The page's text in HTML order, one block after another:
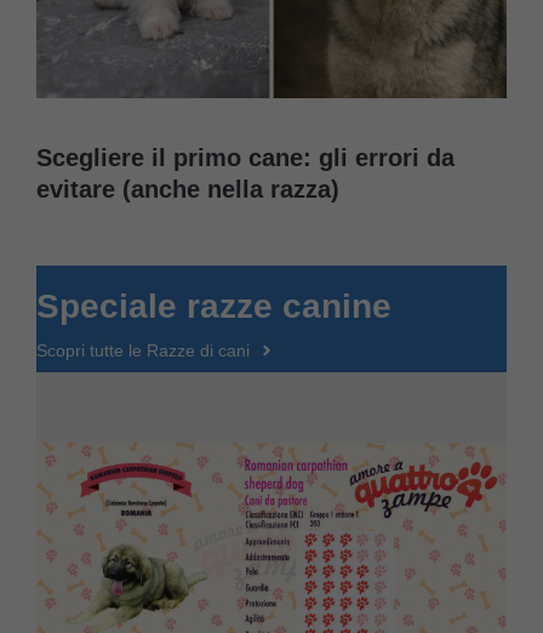
Scegliere il primo cane: gli errori da
evitare (anche nella razza)
Speciale razze canine
Scopri tutte le Razze di cani